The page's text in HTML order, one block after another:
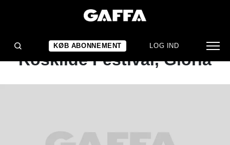
KØB ABONNEMENT LOG IND
KONCERTANMELDELSE
Perfume Genius :
Roskilde Festival, Gloria